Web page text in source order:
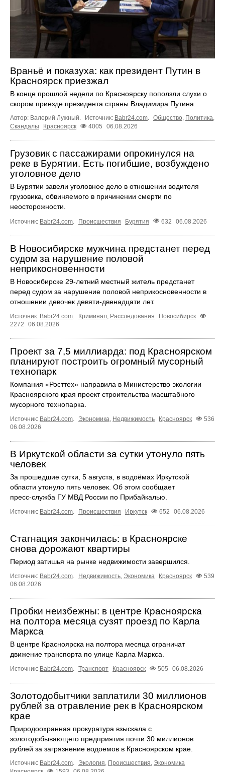
Враньё и показуха: как президент Путин в
Красноярск приезжал
В конце прошлой недели по Красноярску поползли слухи о
скором приезде президента страны Владимира Путина.
Автор: Валерий Лужный. Источник: Babr24.com. Общество, Политика,
Скандалы
Красноярск 4005 06.08.2026
Грузовик с пассажирами опрокинулся на
реке в Бурятии. Есть погибшие, возбуждено
уголовное дело
В Бурятии завели уголовное дело в отношении водителя
грузовика, обвиняемого в причинении смерти по
неосторожности.
Источник: Babr24.com Происшествия Бурятия 632 06.08.2026
В Новосибирске мужчина предстанет перед
судом за нарушение половой
неприкосновенности
В Новосибирске 29-летний местный житель предстанет
перед судом за нарушение половой неприкосновенности в
отношении девочек девяти-двенадцати лет.
Источник: Babr24.com Криминал Расследования
Новосибирск
2272
06.08.2026
Проект за 7,5 миллиарда: под Красноярском
планируют построить огромный мусорный
технопарк
Компания «Росттех» направила в Министерство экологии
Красноярского края проект строительства масштабного
мусорного технопарка.
Источник: Babr24.com Экономика Недвижимость Красноярск
536
06.08.2026
В Иркутской области за сутки утонуло пять
человек
За прошедшие сутки, 5 августа, в водоёмах Иркутской
области утонуло пять человек. Об этом сообщает
пресс‑служба ГУ МВД России по Прибайкалью.
Источник: Babr24.com. Происшествия Иркутск 652 06.08.2026
Стагнация закончилась: в Красноярске
снова дорожают квартиры
Период затишья на рынке недвижимости завершился.
Источник: Babr24.com. Недвижимость, Экономика Красноярск
539
06.08.2026
Пробки неизбежны: в центре Красноярска
на полтора месяца сузят проезд по Карла
Маркса
В центре Красноярска на полтора месяца ограничат
движение транспорта по улице Карла Маркса.
Источник: Babr24.com. Транспорт Красноярск 505 06.08.2026
Золотодобытчики заплатили 30 миллионов
рублей за отравление рек в Красноярском
крае
Природоохранная прокуратура взыскала с
золотодобывающего предприятия почти 30 миллионов
рублей за загрязнение водоемов в Красноярском крае.
Источник: Babr24.com. Экология, Происшествия, Экономика